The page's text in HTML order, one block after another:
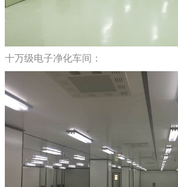
十万级电子净化车间：